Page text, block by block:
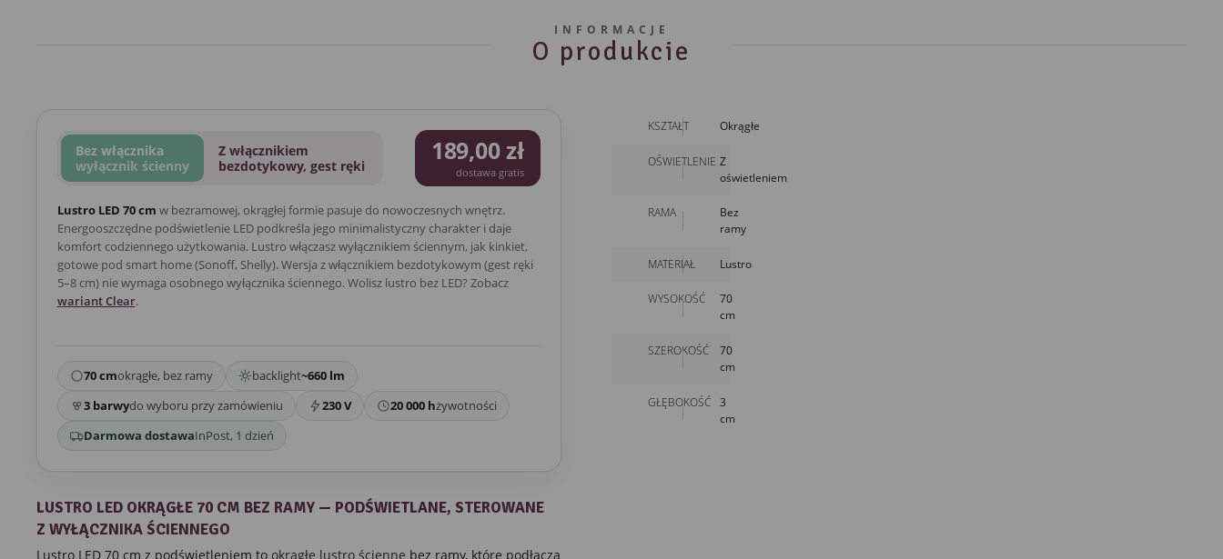
INFORMACJE
O produkcie
Bez włącznika
wyłącznik ścienny
Z włącznikiem
bezdotykowy, gest ręki
189,00 zł
dostawa gratis
Lustro LED 70 cm w bezramowej, okrągłej formie pasuje do nowoczesnych wnętrz.
Energooszczędne podświetlenie LED podkreśla jego minimalistyczny charakter i daje
komfort codziennego użytkowania. Lustro włączasz wyłącznikiem ściennym, jak kinkiet,
gotowe pod smart home (Sonoff, Shelly). Wersja z włącznikiem bezdotykowym (gest ręki
5–8 cm) nie wymaga osobnego wyłącznika ściennego. Wolisz lustro bez LED? Zobacz
wariant Clear.
70 cmokrągłe, bez ramy backlight~660 lm
3 barwydo wyboru przy zamówieniu 230 V 20 000 hżywotności
Darmowa dostawaInPost, 1 dzień
LUSTRO LED OKRĄGŁE 70 CM BEZ RAMY — PODŚWIETLANE, STEROWANE
Z WYŁĄCZNIKA ŚCIENNEGO
Lustro LED 70 cm z podświetleniem to okrągłe lustro ścienne bez ramy, które podłącza
KSZTAŁT Okrągłe
OŚWIETLENIE Z
oświetleniem
RAMA
Bez
ramy
MATERIAŁ Lustro
WYSOKOŚĆ
70
cm
SZEROKOŚĆ
70
cm
GŁĘBOKOŚĆ
3
cm